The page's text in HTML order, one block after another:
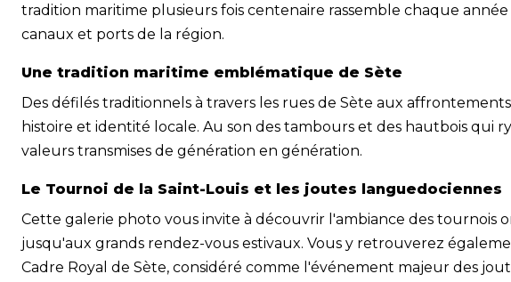
tradition maritime plusieurs fois centenaire rassemble chaque
canaux et ports de la région.
Une tradition maritime emblématique de Sète
Des défilés traditionnels à travers les rues de Sète aux
histoire et identité locale. Au son des tambours et des hautbois
valeurs transmises de génération en génération.
Le Tournoi de la Saint-Louis et les joutes languedociennes
Cette galerie photo vous invite à découvrir l'ambiance des tournois
jusqu'aux grands rendez-vous estivaux. Vous y retrouverez
Cadre Royal de Sète, considéré comme l'événement majeur des